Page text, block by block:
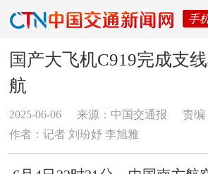
手
国产大飞机C919完成支
航
2025-06-06 来源：中国交通报
责编
作者：记者 刘玢妤 李旭雅